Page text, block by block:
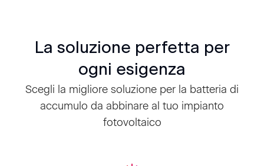
La soluzione perfetta per
ogni esigenza
Scegli la migliore soluzione per la batteria di
accumulo da abbinare al tuo impianto
fotovoltaico